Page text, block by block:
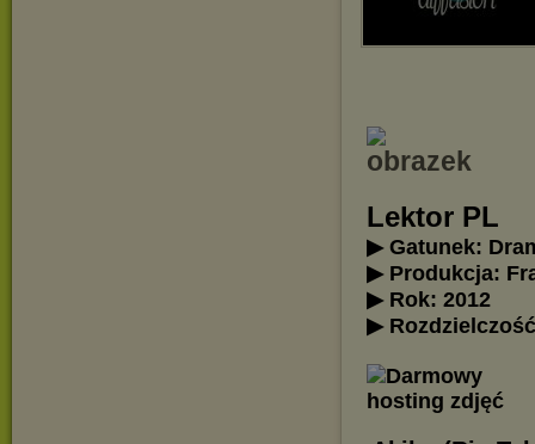
Lektor PL
▶ Gatunek:
▶ Produkcja:
▶ Rok: 2012
▶